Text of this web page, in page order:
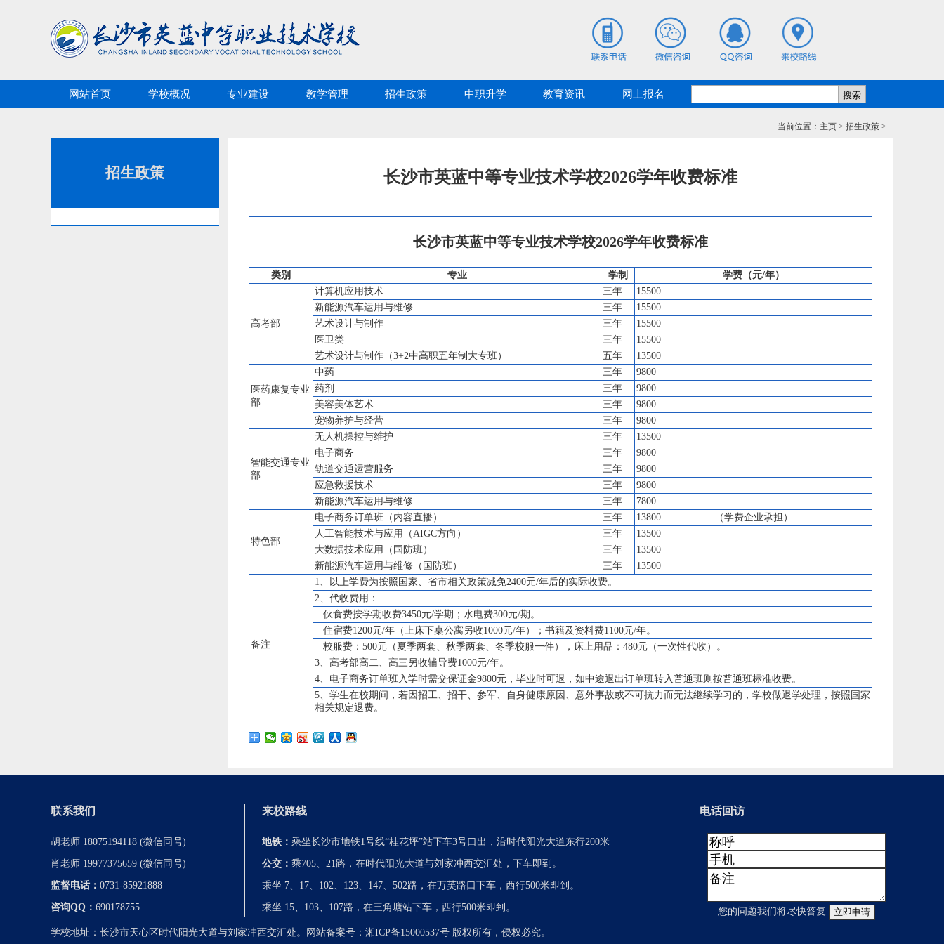
网站首页 学校概况 专业建设 教学管理 招生政策 中职升学 教育资讯 网上报名
当前位置： 主页 > 招生政策 >
长沙市英蓝中等专业技术学校2026学年收费标准
长沙市英蓝中等专业技术学校2026学年收费标准
类别 专业 学制 学费（元/年）
高考部
计算机应用技术 三年
15500
新能源汽车运用与维修
三年
15500
艺术设计与制作
三年
15500
医卫类
三年
15500
艺术设计与制作（3+2中高职五年制大专班）
五年 13500
医药康复专业
部
中药 三年
9800
药剂
三年
9800
美容美体艺术
三年
9800
宠物养护与经营
三年 9800
智能交通专业
部
无人机操控与维护 三年
13500
电子商务
三年
9800
轨道交通运营服务
三年
9800
应急救援技术
三年
9800
新能源汽车运用与维修
三年 7800
特色部
电子商务订单班（内容直播） 三年
13800 （学费企业承担）
人工智能技术与应用（AIGC方向）
三年
13500
大数据技术应用（国防班）
三年
13500
新能源汽车运用与维修（国防班）
三年 13500
备注
1、以上学费为按照国家、省市相关政策减免2400元/年后的实际收费。
2、代收费用：
伙食费按学期收费3450元/学期；水电费300元/期。
住宿费1200元/年（上床下桌公寓另收1000元/年）；书籍及资料费1100元/年。
校服费：500元（夏季两套、秋季两套、冬季校服一件），床上用品：480元（一次性代收）。
3、高考部高二、高三另收辅导费1000元/年。
4、电子商务订单班入学时需交保证金9800元，毕业时可退，如中途退出订单班转入普通班则按普通班标准收费。
5、学生在校期间，若因招工、招干、参军、自身健康原因、意外事故或不可抗力而无法继续学习的，学校做退学处理，按照国家
相关规定退费。
招生政策
联系我们
胡老师 18075194118 (微信同号)
肖老师 19977375659 (微信同号)
监督电话： 0731-85921888
咨询QQ： 690178755
来校路线
地铁： 乘坐长沙市地铁1号线“桂花坪”站下车3号口出，沿时代阳光大道东行200米
公交： 乘705、21路，在时代阳光大道与刘家冲西交汇处，下车即到。
乘坐 7、17、102、123、147、502路，在万芙路口下车，西行500米即到。
乘坐 15、103、107路，在三角塘站下车，西行500米即到。
电话回访
您的问题我们将尽快答复
学校地址：长沙市天心区时代阳光大道与刘家冲西交汇处。网站备案号： 湘ICP备15000537号 版权所有，侵权必究。